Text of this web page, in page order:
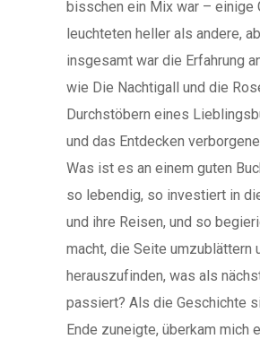
bisschen ein Mix war – einige
leuchteten heller als andere,
insgesamt war die Erfahrung
wie Die Nachtigall und die
Durchstöbern eines
und das Entdecken
Was ist es an einem guten
so lebendig, so investiert in
und ihre Reisen, und so
macht, die Seite umzublättern
herauszufinden, was als
passiert? Als die Geschichte
Ende zuneigte, überkam mich